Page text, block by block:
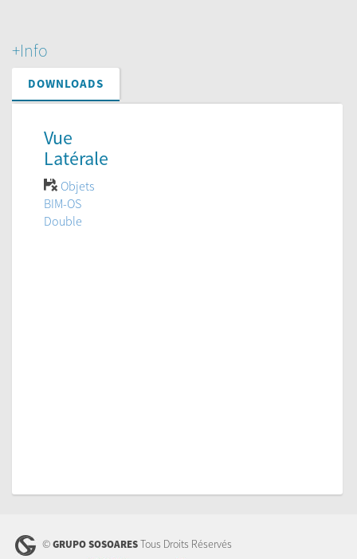
+Info
DOWNLOADS
Vue
Latérale
Objets
BIM-OS
Double
©GRUPO SOSOARESTous Droits Réservés